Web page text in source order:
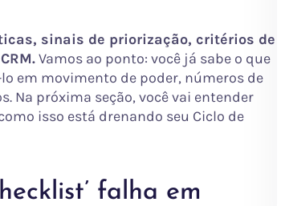
sinais de priorização, critérios de
Vamos ao ponto: você já sabe o que
em movimento de poder, números de
Na próxima seção, você vai entender
isso está drenando seu Ciclo de
falha em